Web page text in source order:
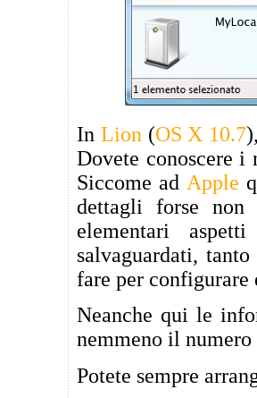
In Lion (OS X 10.7
Dovete conoscere
Siccome ad Apple
dettagli forse
elementari
salvaguardati,
fare per configurare
Neanche qui le
nemmeno il
Potete sempre